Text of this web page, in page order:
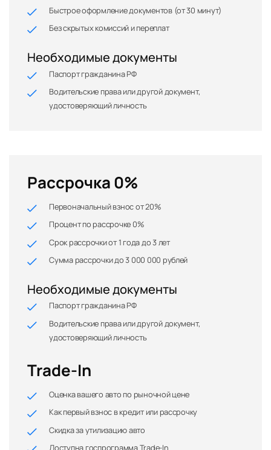
Быстрое оформление документов (от 30 минут)
Без скрытых комиссий и переплат
Необходимые документы
Паспорт гражданина РФ
Водительские права или другой документ,
удостоверяющий личность
Рассрочка 0%
Первоначальный взнос от 20%
Процент по рассрочке 0%
Срок рассрочки от 1 года до 3 лет
Сумма рассрочки до 3 000 000 рублей
Необходимые документы
Паспорт гражданина РФ
Водительские права или другой документ,
удостоверяющий личность
Trade-In
Оценка вашего авто по рыночной цене
Как первый взнос в кредит или рассрочку
Скидка за утилизацию авто
Доступна госпрограмма Trade-In